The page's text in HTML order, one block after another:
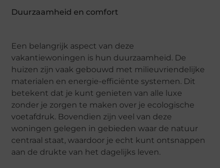
Duurzaamheid en comfort
Een belangrijk aspect van deze
vakantiewoningen is hun duurzaamheid. De
huizen zijn vaak gebouwd met milieuvriendelijke
materialen en energie-efficiënte systemen. Dit
betekent dat je kunt genieten van alle luxe
zonder je zorgen te maken over je ecologische
voetafdruk. Bovendien zijn veel van deze
woningen gelegen in gebieden waar de natuur
centraal staat, waardoor je echt kunt ontsnappen
aan de drukte van het dagelijks leven.